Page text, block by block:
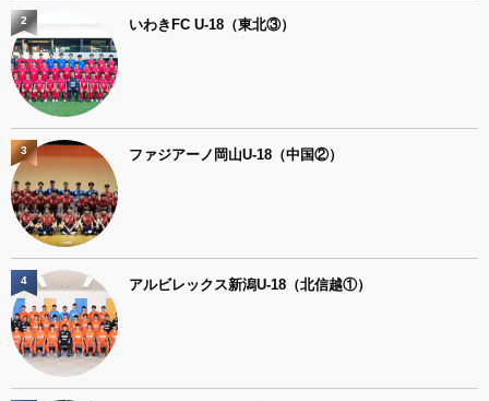
いわきFC U-18（東北③）
2
ファジアーノ岡山U-18（中国②）
3
アルビレックス新潟U-18（北信越①）
4